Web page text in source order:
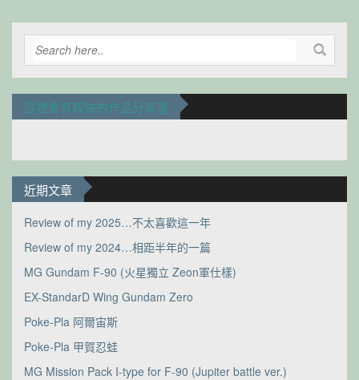
這裡會有較快的作品分享喔
近期文章
Review of my 2025…不太喜歡這一年
Review of my 2024…相距半年的一篇
MG Gundam F-90 (火星獨立 Zeon軍仕樣)
EX-StandarD Wing Gundam Zero
Poke-Pla 阿爾宙斯
Poke-Pla 甲賀忍蛙
MG Mission Pack I-type for F-90 (Jupiter battle ver.)